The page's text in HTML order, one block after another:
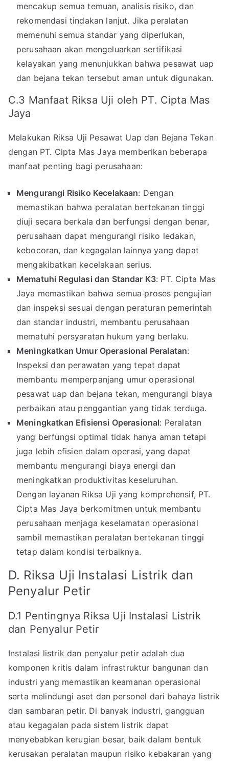
mencakup semua temuan, analisis risiko, dan
rekomendasi tindakan lanjut. Jika peralatan
memenuhi semua standar yang diperlukan,
perusahaan akan mengeluarkan sertifikasi
kelayakan yang menunjukkan bahwa pesawat uap
dan bejana tekan tersebut aman untuk digunakan.
C.3 Manfaat Riksa Uji oleh PT. Cipta Mas
Jaya
Melakukan Riksa Uji Pesawat Uap dan Bejana Tekan
dengan PT. Cipta Mas Jaya memberikan beberapa
manfaat penting bagi perusahaan:
Mengurangi Risiko Kecelakaan: Dengan
memastikan bahwa peralatan bertekanan tinggi
diuji secara berkala dan berfungsi dengan benar,
perusahaan dapat mengurangi risiko ledakan,
kebocoran, dan kegagalan lainnya yang dapat
mengakibatkan kecelakaan serius.
Mematuhi Regulasi dan Standar K3: PT. Cipta Mas
Jaya memastikan bahwa semua proses pengujian
dan inspeksi sesuai dengan peraturan pemerintah
dan standar industri, membantu perusahaan
mematuhi persyaratan hukum yang berlaku.
Meningkatkan Umur Operasional Peralatan:
Inspeksi dan perawatan yang tepat dapat
membantu memperpanjang umur operasional
pesawat uap dan bejana tekan, mengurangi biaya
perbaikan atau penggantian yang tidak terduga.
Meningkatkan Efisiensi Operasional: Peralatan
yang berfungsi optimal tidak hanya aman tetapi
juga lebih efisien dalam operasi, yang dapat
membantu mengurangi biaya energi dan
meningkatkan produktivitas keseluruhan.
Dengan layanan Riksa Uji yang komprehensif, PT.
Cipta Mas Jaya berkomitmen untuk membantu
perusahaan menjaga keselamatan operasional
sambil memastikan peralatan bertekanan tinggi
tetap dalam kondisi terbaiknya.
D. Riksa Uji Instalasi Listrik dan
Penyalur Petir
D.1 Pentingnya Riksa Uji Instalasi Listrik
dan Penyalur Petir
Instalasi listrik dan penyalur petir adalah dua
komponen kritis dalam infrastruktur bangunan dan
industri yang memastikan keamanan operasional
serta melindungi aset dan personel dari bahaya listrik
dan sambaran petir. Di banyak industri, gangguan
atau kegagalan pada sistem listrik dapat
menyebabkan kerugian besar, baik dalam bentuk
kerusakan peralatan maupun risiko kebakaran yang